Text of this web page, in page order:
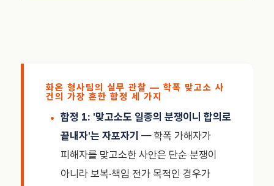
화온 형사팀의 실무 관찰 — 학폭 맞고소 사
건의 가장 흔한 함정 세 가지
함정 1: '맞고소도 일종의 분쟁이니 합의로
끝내자'는 자포자기 — 학폭 가해자가
피해자를 맞고소한 사안은 단순 분쟁이
아니라 보복·책임 전가 목적인 경우가